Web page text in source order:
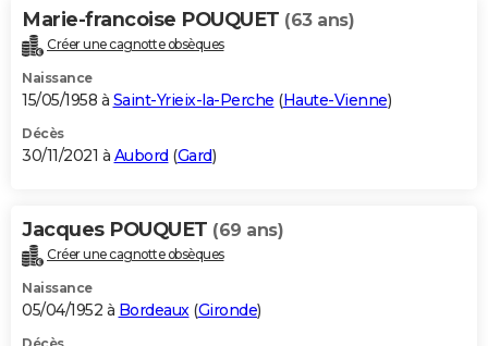
Marie-francoise POUQUET (63 ans)
Créer une cagnotte obsèques
Naissance
15/05/1958 à Saint-Yrieix-la-Perche (Haute-Vienne)
Décès
30/11/2021 à Aubord (Gard)
Jacques POUQUET (69 ans)
Créer une cagnotte obsèques
Naissance
05/04/1952 à Bordeaux (Gironde)